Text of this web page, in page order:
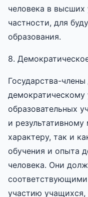
человека в высших
частности, для
образования.
8.
Государства-
демократическому
образовательных
и
характеру, так и
обучения и опыта
человека. Они
участию учащихся,